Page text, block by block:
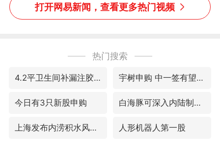
打开网易新闻，查看更多热门视频
热门搜索
4.2平卫生间补漏注胶花1.55万 宇树申购 中一签有望赚20万元
今日有3只新股申购 白海豚可深入内陆制造大范围风雨
上海发布内涝积水风险提示 人形机器人第一股